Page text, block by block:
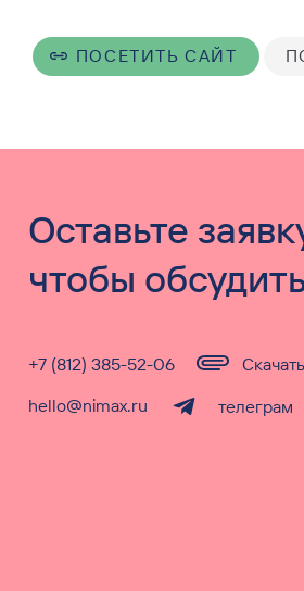
ПОСЕТИТЬ САЙТ
Оставьте
чтобы
hello@nimax.ru
+7 (812) 385-52-06
телеграм